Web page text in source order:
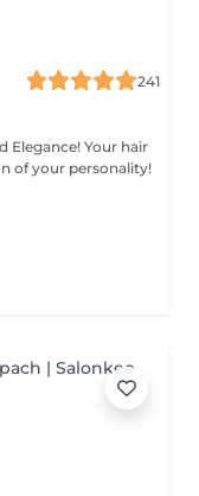
241